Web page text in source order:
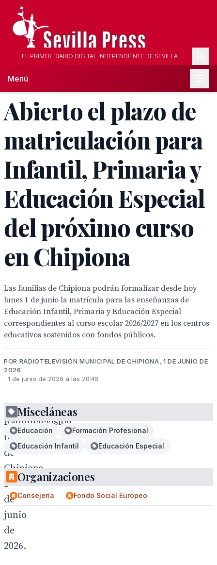
EL PRIMER DIARIO DIGITAL INDEPENDIENTE DE SEVILLA
Menú
Abierto el plazo de
matriculación para
Infantil, Primaria y
Educación Especial
del próximo curso
en Chipiona
Las familias de Chipiona podrán formalizar desde hoy
lunes 1 de junio la matrícula para las enseñanzas de
Educación Infantil, Primaria y Educación Especial
correspondientes al curso escolar 2026/2027 en los centros
educativos sostenidos con fondos públicos.
POR RADIOTELEVISIÓN MUNICIPAL DE CHIPIONA, 1 DE JUNIO DE
2026.
1 de junio de 2026 a las 20:48
Radiotelevisión
municipal
de
Chipiona,
1
de
junio
de
2026.
Misceláneas
Educación
Formación Profesional
Educación Infantil
Educación Especial
Organizaciones
Consejería Fondo Social Europeo